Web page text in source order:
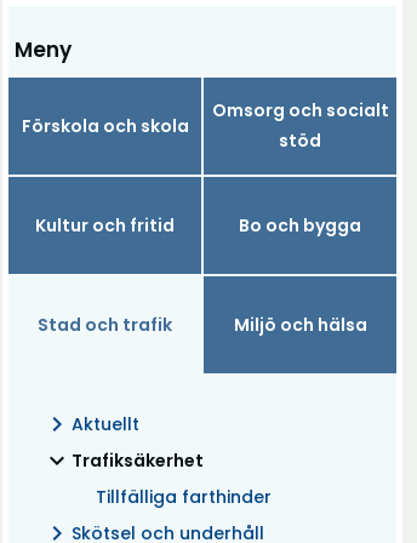
Meny
Förskola och skola
Omsorg och socialt
stöd
Kultur och fritid Bo och bygga
Stad och trafik Miljö och hälsa
chevron_right Aktuellt
expand_more Trafiksäkerhet
(Aktuell)
Tillfälliga farthinder
chevron_right Skötsel och underhåll